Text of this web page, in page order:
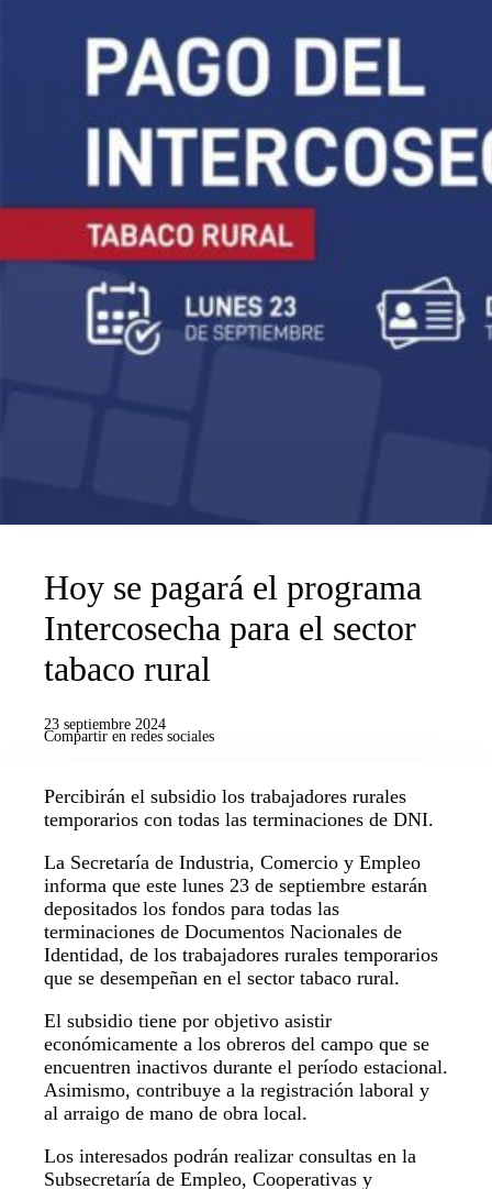
Hoy se pagará el programa
Intercosecha para el sector
tabaco rural
23 septiembre 2024
Compartir en redes sociales
Percibirán el subsidio los trabajadores rurales
temporarios con todas las terminaciones de DNI.
La Secretaría de Industria, Comercio y Empleo
informa que este lunes 23 de septiembre estarán
depositados los fondos para todas las
terminaciones de Documentos Nacionales de
Identidad, de los trabajadores rurales temporarios
que se desempeñan en el sector tabaco rural.
El subsidio tiene por objetivo asistir
económicamente a los obreros del campo que se
encuentren inactivos durante el período estacional.
Asimismo, contribuye a la registración laboral y
al arraigo de mano de obra local.
Los interesados podrán realizar consultas en la
Subsecretaría de Empleo, Cooperativas y